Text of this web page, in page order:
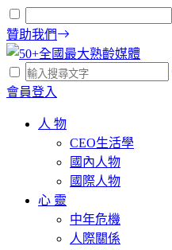
贊助我們
會員登入
人 物
CEO生活學
國內人物
國際人物
心 靈
中年危機
人際關係